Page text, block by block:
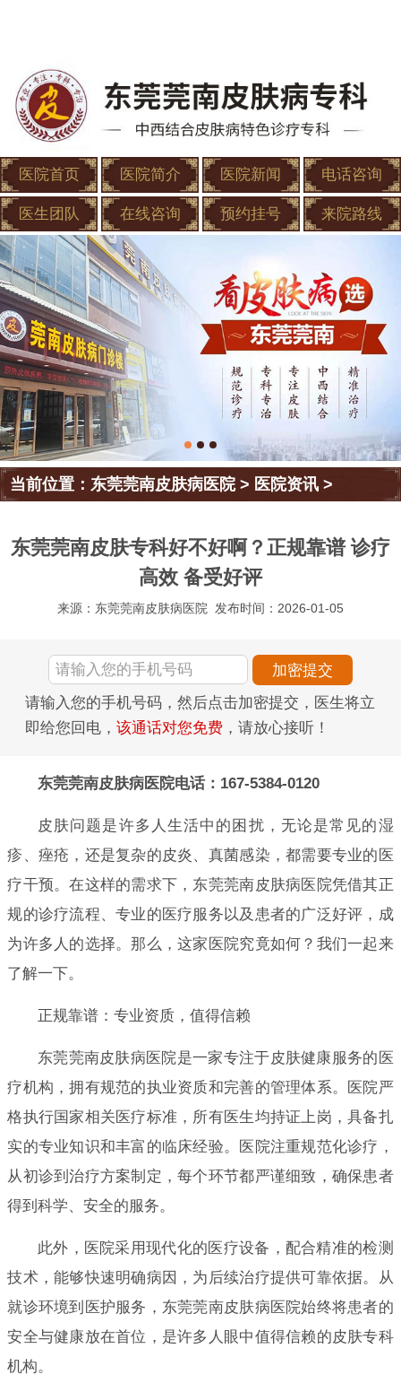
医院首页 医院简介 医院新闻 电话咨询
医生团队 在线咨询 预约挂号 来院路线
当前位置：东莞莞南皮肤病医院> 医院资讯 >
东莞莞南皮肤专科好不好啊？正规靠谱 诊疗
高效 备受好评
来源：东莞莞南皮肤病医院 发布时间：2026-01-05
请输入您的手机号码，然后点击加密提交，医生将立
即给您回电， 该通话对您免费 ，请放心接听！
东莞莞南皮肤病医院电话：167-5384-0120
皮肤问题是许多人生活中的困扰，无论是常见的湿
疹、痤疮，还是复杂的皮炎、真菌感染，都需要专业的医
疗干预。在这样的需求下，东莞莞南皮肤病医院凭借其正
规的诊疗流程、专业的医疗服务以及患者的广泛好评，成
为许多人的选择。那么，这家医院究竟如何？我们一起来
了解一下。
正规靠谱：专业资质，值得信赖
东莞莞南皮肤病医院是一家专注于皮肤健康服务的医
疗机构，拥有规范的执业资质和完善的管理体系。医院严
格执行国家相关医疗标准，所有医生均持证上岗，具备扎
实的专业知识和丰富的临床经验。医院注重规范化诊疗，
从初诊到治疗方案制定，每个环节都严谨细致，确保患者
得到科学、安全的服务。
此外，医院采用现代化的医疗设备，配合精准的检测
技术，能够快速明确病因，为后续治疗提供可靠依据。从
就诊环境到医护服务，东莞莞南皮肤病医院始终将患者的
安全与健康放在首位，是许多人眼中值得信赖的皮肤专科
机构。